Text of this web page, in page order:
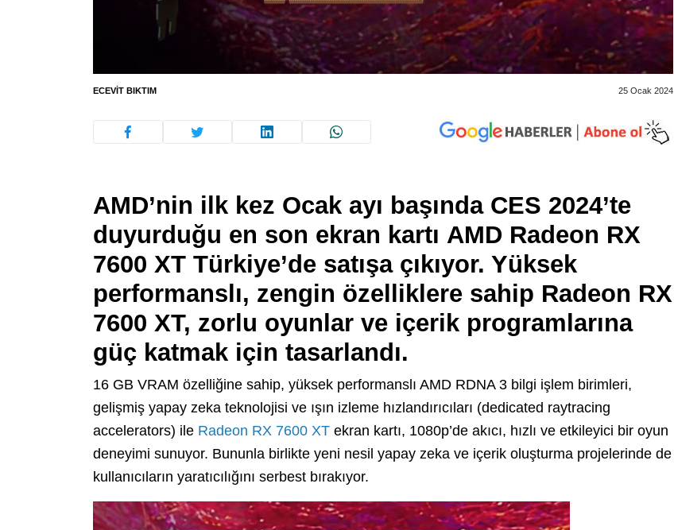
ECEVIT BIKTIM 25 Ocak 2024
AMD’nin ilk kez Ocak ayı başında CES 2024’te
duyurduğu en son ekran kartı AMD Radeon RX
7600 XT Türkiye’de satışa çıkıyor. Yüksek
performanslı, zengin özelliklere sahip Radeon RX
7600 XT, zorlu oyunlar ve içerik programlarına
güç katmak için tasarlandı.
16 GB VRAM özelliğine sahip, yüksek performanslı AMD RDNA 3 bilgi işlem birimleri,
gelişmiş yapay zeka teknolojisi ve ışın izleme hızlandırıcıları (dedicated raytracing
accelerators) ile Radeon RX 7600 XT ekran kartı, 1080p’de akıcı, hızlı ve etkileyici bir oyun
deneyimi sunuyor. Bununla birlikte yeni nesil yapay zeka ve içerik oluşturma projelerinde de
kullanıcıların yaratıcılığını serbest bırakıyor.